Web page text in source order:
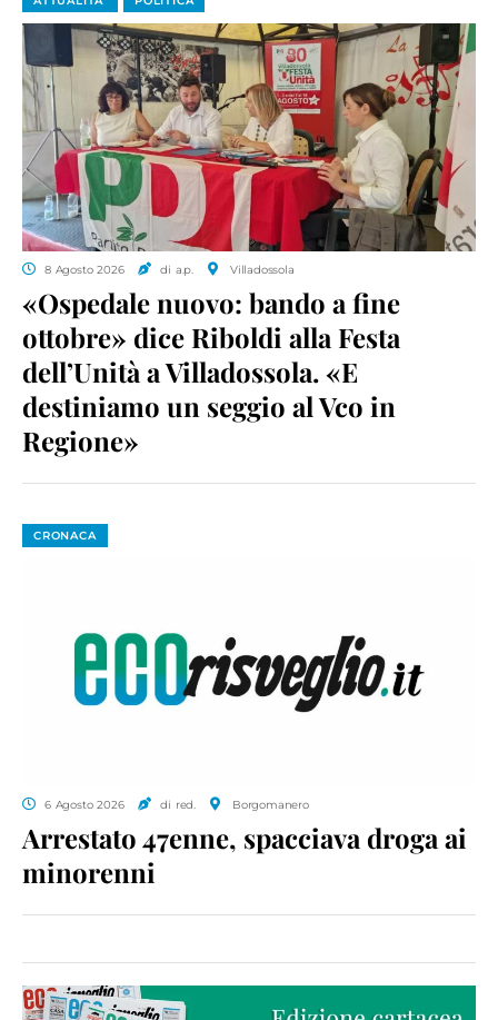
8 Agosto 2026 di a.p. Villadossola
«Ospedale nuovo: bando a fine
ottobre» dice Riboldi alla Festa
dell’Unità a Villadossola. «E
destiniamo un seggio al Vco in
Regione»
CRONACA
6 Agosto 2026 di red. Borgomanero
Arrestato 47enne, spacciava droga ai
minorenni